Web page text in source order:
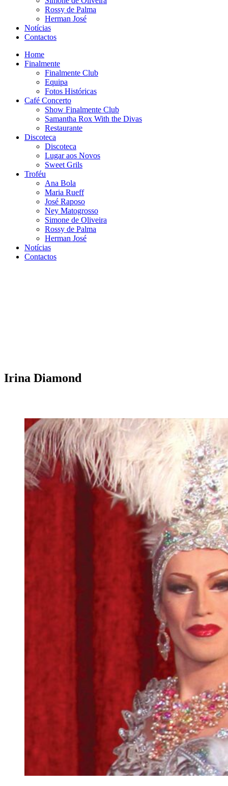
Rossy de Palma
Herman José
Notícias
Contactos
Home
Finalmente
Finalmente Club
Equipa
Fotos Históricas
Café Concerto
Show Finalmente Club
Samantha Rox With the Divas
Restaurante
Discoteca
Discoteca
Lugar aos Novos
Sweet Grils
Troféu
Ana Bola
Maria Rueff
José Raposo
Ney Matogrosso
Simone de Oliveira
Rossy de Palma
Herman José
Notícias
Contactos
Irina Diamond